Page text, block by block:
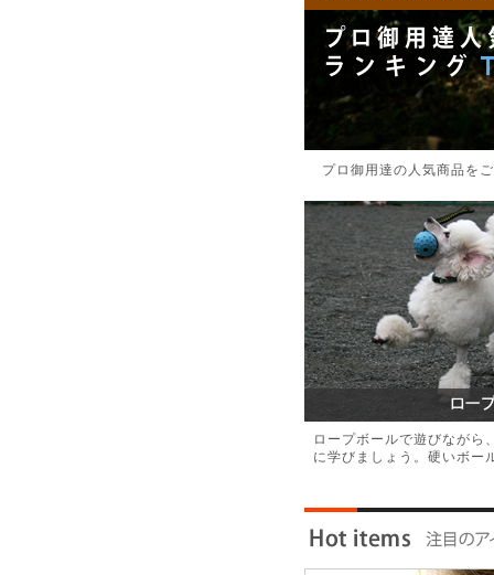
プロ御用達の人気商品を
ロープボールで遊びながら
に学びましょう。硬いボー